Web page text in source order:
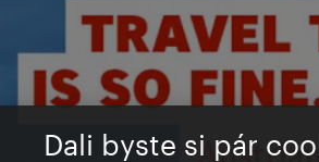
Dali byste si pár